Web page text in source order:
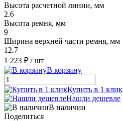
Высота расчетной линии, мм
2.6
Высота ремня, мм
9
Ширина верхней части ремня, мм
12.7
1 223 ₽ / шт
В корзину
Купить в 1 клик
Нашли дешевле
В наличии
Поделиться